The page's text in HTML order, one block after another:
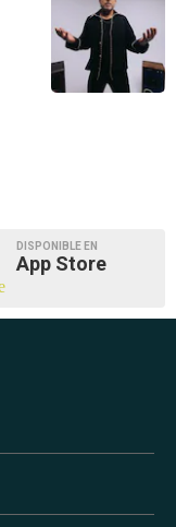
DISPONIBLE EN
App Store